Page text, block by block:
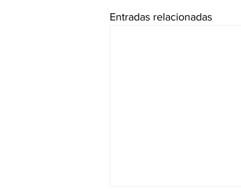
Entradas relacionadas